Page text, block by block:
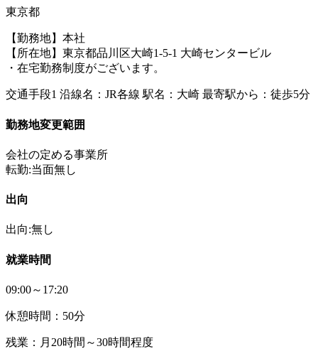
東京都
【勤務地】本社
【所在地】東京都品川区大崎1-5-1 大崎センタービル
・在宅勤務制度がございます。
交通手段1 沿線名：JR各線 駅名：大崎 最寄駅から：徒歩5分
勤務地変更範囲
会社の定める事業所
転勤:当面無し
出向
出向:無し
就業時間
09:00～17:20
休憩時間：50分
残業：月20時間～30時間程度